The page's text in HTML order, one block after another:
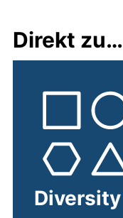
Direkt zu…
Diversity